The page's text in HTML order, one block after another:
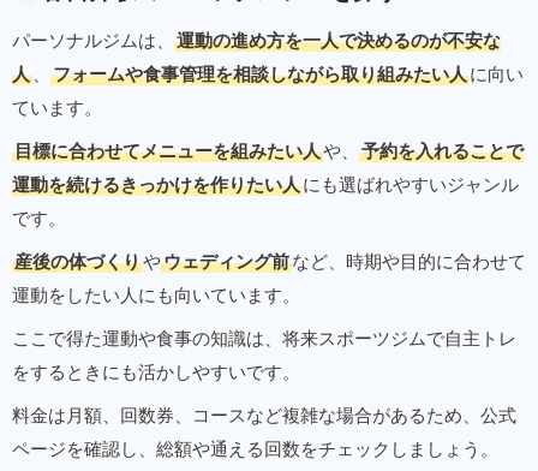
パーソナルジムは、
運動の進め方を一人で決めるのが不安な
人 、 フォームや食事管理を相談しながら取り組みたい人に向い
ています。
目標に合わせてメニューを組みたい人や、
予約を入れることで
運動を続けるきっかけを作りたい人にも選ばれやすいジャンル
です。
産後の体づくりやウェディング前など、時期や目的に合わせて
運動をしたい人にも向いています。
ここで得た運動や食事の知識は、将来スポーツジムで自主トレ
をするときにも活かしやすいです。
料金は月額、回数券、コースなど複雑な場合があるため、公式
ページを確認し、総額や通える回数をチェックしましょう。